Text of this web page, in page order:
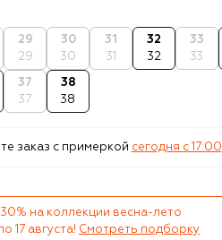
29
29
30
30
31
31
32
32
33
33
37
37
38
38
заказ с примеркой сегодня c 17:00
на коллекции весна-лето
17 августа! Смотреть подборку